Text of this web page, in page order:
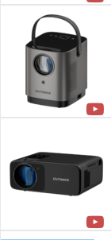
aparati
program
i oprema
brave